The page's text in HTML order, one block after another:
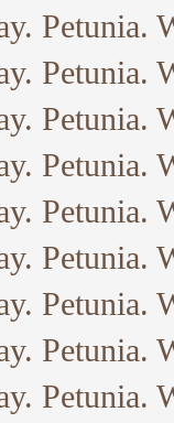
Petunia.
Petunia.
Petunia.
Petunia.
Petunia.
Petunia.
Petunia.
Petunia.
Petunia.